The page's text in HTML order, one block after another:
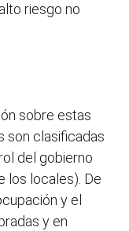
riesgo no
sobre estas
son clasificadas
del gobierno
los locales). De
y el
y en